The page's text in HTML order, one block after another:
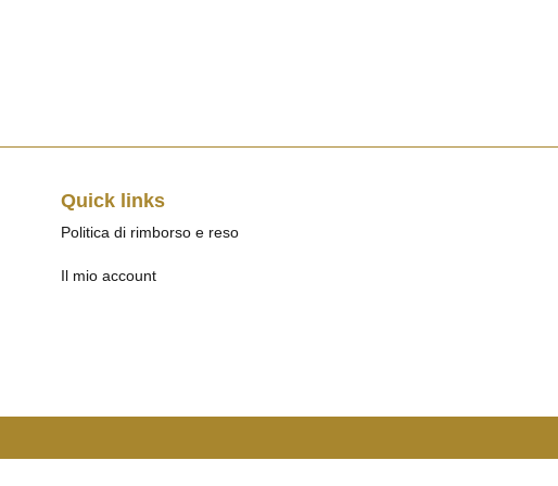
Quick links
Politica di rimborso e reso
Il mio account